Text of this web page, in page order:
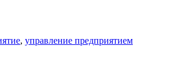
, управление предприятием